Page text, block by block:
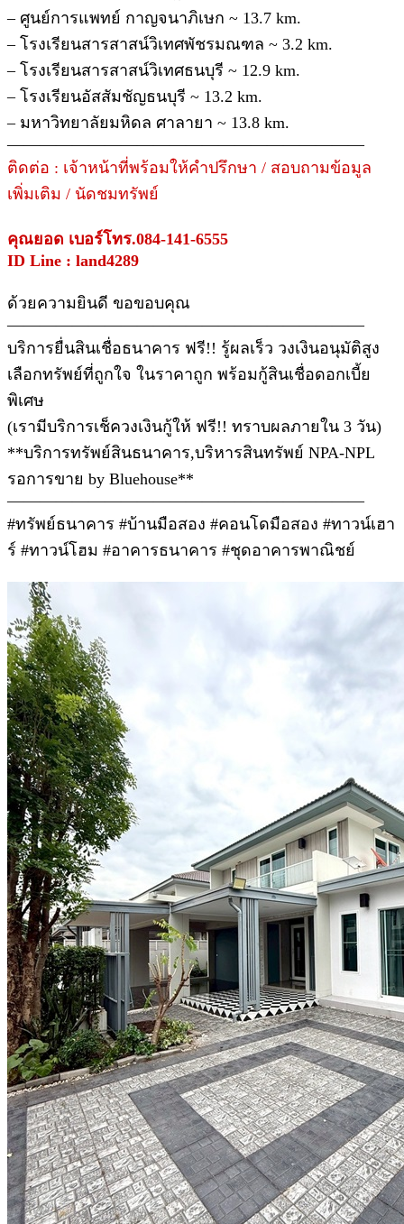
– ศูนย์การแพทย์ กาญจนาภิเษก ~ 13.7 km.
– โรงเรียนสารสาสน์วิเทศพัชรมณฑล ~ 3.2 km.
– โรงเรียนสารสาสน์วิเทศธนบุรี ~ 12.9 km.
– โรงเรียนอัสสัมชัญธนบุรี ~ 13.2 km.
– มหาวิทยาลัยมหิดล ศาลายา ~ 13.8 km.
——————————————————————
ติดต่อ : เจ้าหน้าที่พร้อมให้คำปรึกษา / สอบถามข้อมูล
เพิ่มเติม / นัดชมทรัพย์
คุณยอด เบอร์โทร.084-141-6555
ID Line : land4289
ด้วยความยินดี ขอขอบคุณ
——————————————————————
บริการยื่นสินเชื่อธนาคาร ฟรี!! รู้ผลเร็ว วงเงินอนุมัติสูง
เลือกทรัพย์ที่ถูกใจ ในราคาถูก พร้อมกู้สินเชื่อดอกเบี้ย
พิเศษ
(เรามีบริการเช็ควงเงินกู้ให้ ฟรี!! ทราบผลภายใน 3 วัน)
**บริการทรัพย์สินธนาคาร,บริหารสินทรัพย์ NPA-NPL
รอการขาย by Bluehouse**
——————————————————————
#ทรัพย์ธนาคาร #บ้านมือสอง #คอนโดมือสอง #ทาวน์เฮา
ร์ #ทาวน์โฮม #อาคารธนาคาร #ชุดอาคารพาณิชย์